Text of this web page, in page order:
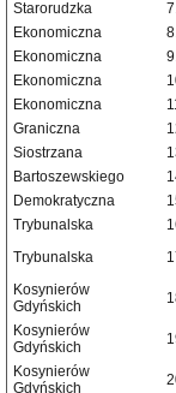
Starorudzka
Ekonomiczna
Ekonomiczna
Ekonomiczna
Ekonomiczna
Graniczna
Siostrzana
Bartoszewskiego
Demokratyczna
Trybunalska
Trybunalska
Kosynierów
Gdyńskich
Kosynierów
Gdyńskich
Kosynierów
Gdyńskich